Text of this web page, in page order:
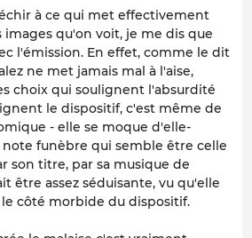
à ce qui met effectivement
images qu'on voit, je me dis que
l'émission. En effet, comme le dit
ne met jamais mal à l'aise,
choix qui soulignent l'absurdité
le dispositif, c'est même de
- elle se moque d'elle-
funèbre qui semble être celle
son titre, par sa musique de
être assez séduisante, vu qu'elle
côté morbide du dispositif.